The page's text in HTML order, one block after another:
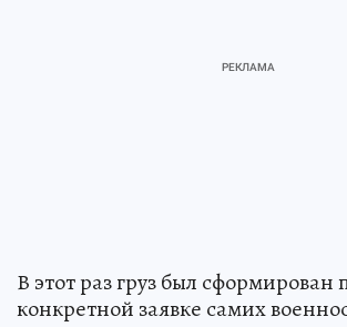
В этот раз груз был сформирован
конкретной заявке самих